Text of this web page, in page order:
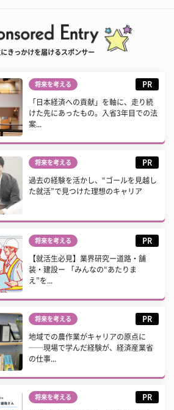
きっかけを届けるスポンサー
将来を考える PR
「日本経済への貢献」を軸に、走り続
けた先にあったもの。入省3年目での法
案...
将来を考える PR
過去の経験を活かし、“ゴールを見越し
た就活”で見つけた理想のキャリア
将来を考える PR
【就活生必見】業界研究ー道路・舗
装・建設ー 「みんなの“あたりま
え”を...
将来を考える PR
地域での農作業がキャリアの原点に
──現場で学んだ経験が、経済産業省
の仕事...
将来を考える PR